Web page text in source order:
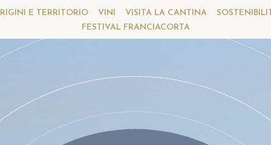
E TERRITORIO VINI VISITA LA CANTINA
FESTIVAL FRANCIACORTA